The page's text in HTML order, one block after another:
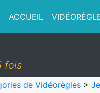
ACCUEIL
fois
de Vidéorègles >